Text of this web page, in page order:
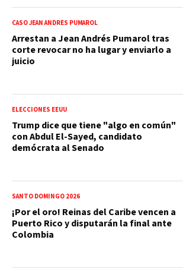
CASO JEAN ANDRÉS PUMAROL
Arrestan a Jean Andrés Pumarol tras
corte revocar no ha lugar y enviarlo a
juicio
ELECCIONES EEUU
Trump dice que tiene "algo en común"
con Abdul El-Sayed, candidato
demócrata al Senado
SANTO DOMINGO 2026
¡Por el oro! Reinas del Caribe vencen a
Puerto Rico y disputarán la final ante
Colombia